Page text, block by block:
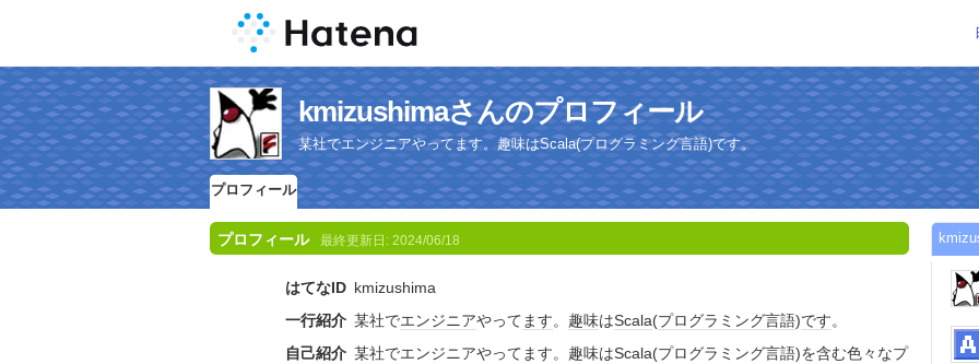
kmizushimaさんのプロフィール
某社でエンジニアやってます。趣味はScala(プログラミング言語)です。
プロフィール
プロフィール 最終更新日: 2024/06/18
はてなID kmizushima
一行紹介 某社でエンジニアやってます。 趣味はScala(プログラミング言語)です。
自己紹介 某社でエンジニアやってます。趣味はScala(プログラミング言語)を含む色々なプ